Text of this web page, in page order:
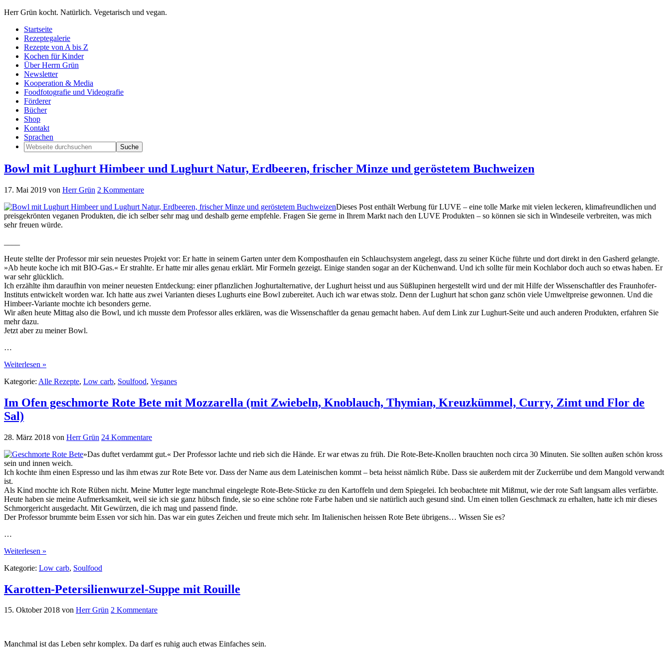
Herr Grün kocht. Natürlich. Vegetarisch und vegan.
Startseite
Rezeptegalerie
Rezepte von A bis Z
Kochen für Kinder
Über Herrn Grün
Newsletter
Kooperation & Media
Foodfotografie und Videografie
Förderer
Bücher
Shop
Kontakt
Sprachen
Bowl mit Lughurt Himbeer und Lughurt Natur, Erdbeeren, frischer Minze und geröstetem Buchweizen
17. Mai 2019 von Herr Grün 2 Kommentare
Dieses Post enthält Werbung für LUVE – eine tolle Marke mit vielen leckeren, klimafreundlichen und
preisgekrönten veganen Produkten, die ich selber sehr mag und deshalb gerne empfehle. Fragen Sie gerne in Ihrem Markt nach den LUVE Produkten – so können sie sich in Windeseile verbreiten, was mich
sehr freuen würde.
Heute stellte der Professor mir sein neuestes Projekt vor: Er hatte in seinem Garten unter dem Komposthaufen ein Schlauchsystem angelegt, dass zu seiner Küche führte und dort direkt in den Gasherd gelangte.
»Ab heute koche ich mit BIO-Gas.« Er strahlte. Er hatte mir alles genau erklärt. Mir Formeln gezeigt. Einige standen sogar an der Küchenwand. Und ich sollte für mein Kochlabor doch auch so etwas haben. Er
war sehr glücklich.
Ich erzählte ihm daraufhin von meiner neuesten Entdeckung: einer pflanzlichen Joghurtalternative, der Lughurt heisst und aus Süßlupinen hergestellt wird und der mit Hilfe der Wissenschaftler des Fraunhofer-
Instituts entwickelt worden war. Ich hatte aus zwei Varianten dieses Lughurts eine Bowl zubereitet. Auch ich war etwas stolz. Denn der Lughurt hat schon ganz schön viele Umweltpreise gewonnen. Und die
Himbeer-Variante mochte ich besonders gerne.
Wir aßen heute Mittag also die Bowl, und ich musste dem Professor alles erklären, was die Wissenschaftler da genau gemacht haben. Auf dem Link zur Lughurt-Seite und auch anderen Produkten, erfahren Sie
mehr dazu.
Jetzt aber zu meiner Bowl.
…
Weiterlesen »
Kategorie: Alle Rezepte, Low carb, Soulfood, Veganes
Im Ofen geschmorte Rote Bete mit Mozzarella (mit Zwiebeln, Knoblauch, Thymian, Kreuzkümmel, Curry, Zimt und Flor de
Sal)
28. März 2018 von Herr Grün 24 Kommentare
»Das duftet verdammt gut.« Der Professor lachte und rieb sich die Hände. Er war etwas zu früh. Die Rote-Bete-Knollen brauchten noch circa 30 Minuten. Sie sollten außen schön kross
sein und innen weich.
Ich kochte ihm einen Espresso und las ihm etwas zur Rote Bete vor. Dass der Name aus dem Lateinischen kommt – beta heisst nämlich Rübe. Dass sie außerdem mit der Zuckerrübe und dem Mangold verwandt
ist.
Als Kind mochte ich Rote Rüben nicht. Meine Mutter legte manchmal eingelegte Rote-Bete-Stücke zu den Kartoffeln und dem Spiegelei. Ich beobachtete mit Mißmut, wie der rote Saft langsam alles verfärbte.
Heute haben sie meine Aufmerksamkeit, weil sie ich sie ganz hübsch finde, sie so eine schöne rote Farbe haben und sie natürlich auch gesund sind. Um einen tollen Geschmack zu erhalten, hatte ich mir dieses
Schmorgericht ausgedacht. Mit Gewürzen, die ich mag und passend finde.
Der Professor brummte beim Essen vor sich hin. Das war ein gutes Zeichen und freute mich sehr. Im Italienischen heissen Rote Bete übrigens… Wissen Sie es?
…
Weiterlesen »
Kategorie: Low carb, Soulfood
Karotten-Petersilienwurzel-Suppe mit Rouille
15. Oktober 2018 von Herr Grün 2 Kommentare
Manchmal ist das Leben sehr komplex. Da darf es ruhig auch etwas Einfaches sein.